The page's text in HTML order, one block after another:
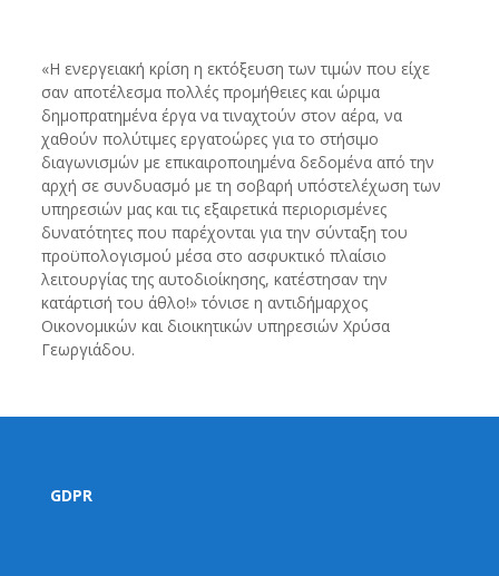
«Η ενεργειακή κρίση η εκτόξευση των τιμών που είχε
σαν αποτέλεσμα πολλές προμήθειες και ώριμα
δημοπρατημένα έργα να τιναχτούν στον αέρα, να
χαθούν πολύτιμες εργατοώρες για το στήσιμο
διαγωνισμών με επικαιροποιημένα δεδομένα από την
αρχή σε συνδυασμό με τη σοβαρή υπόστελέχωση των
υπηρεσιών μας και τις εξαιρετικά περιορισμένες
δυνατότητες που παρέχονται για την σύνταξη του
προϋπολογισμού μέσα στο ασφυκτικό πλαίσιο
λειτουργίας της αυτοδιοίκησης, κατέστησαν την
κατάρτισή του άθλο!» τόνισε η αντιδήμαρχος
Οικονομικών και διοικητικών υπηρεσιών Χρύσα
Γεωργιάδου.
GDPR